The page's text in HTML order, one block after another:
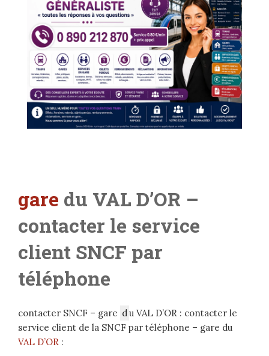
gare du VAL D’OR –
contacter le service
client SNCF par
téléphone
contacter SNCF – gare d u VAL D’OR : contacter le
service client de la SNCF par téléphone – gare du
VAL D’OR :